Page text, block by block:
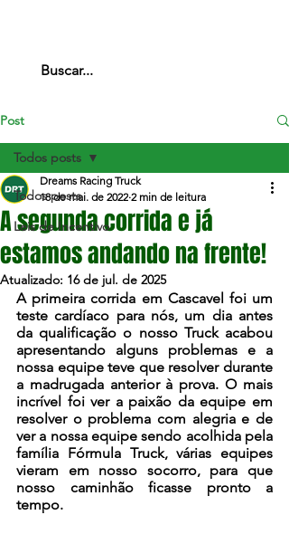
Post
Todos posts
Leis de Incentivo
Todos posts
A segunda corrida e já
estamos andando na frente!
Dreams Racing Truck
18 de mai. de 2022 2 min de leitura
Atualizado: 16 de jul. de 2025
A primeira corrida em Cascavel foi um
teste cardíaco para nós, um dia antes
da qualificação o nosso Truck acabou
apresentando alguns problemas e a
nossa equipe teve que resolver durante
a madrugada anterior à prova. O mais
incrível foi ver a paixão da equipe em
resolver o problema com alegria e de
ver a nossa equipe sendo acolhida pela
família Fórmula Truck, várias equipes
vieram em nosso socorro, para que
nosso caminhão ficasse pronto a
tempo.